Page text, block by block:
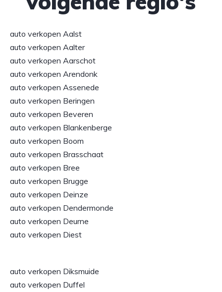
auto verkopen Aalst
auto verkopen Aalter
auto verkopen Aarschot
auto verkopen Arendonk
auto verkopen Assenede
auto verkopen Beringen
auto verkopen Beveren
auto verkopen Blankenberge
auto verkopen Boom
auto verkopen Brasschaat
auto verkopen Bree
auto verkopen Brugge
auto verkopen Deinze
auto verkopen Dendermonde
auto verkopen Deurne
auto verkopen Diest
auto verkopen Diksmuide
auto verkopen Duffel